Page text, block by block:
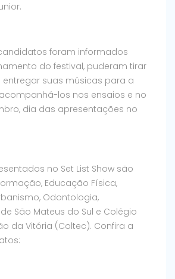
foram informados
do festival, puderam tirar
entregar suas músicas para a
los nos ensaios e no
dia das apresentações no
no Set List Show são
Educação Física,
Odontologia,
São Mateus do Sul e Colégio
da Vitória (Coltec). Confira a